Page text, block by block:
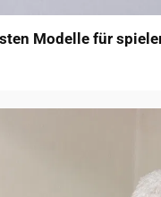
Modelle für